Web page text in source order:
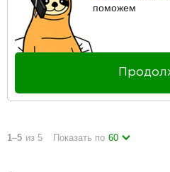
поможем
1–5 из 5 Показать по 60